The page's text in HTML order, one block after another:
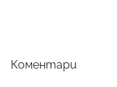
Коментари